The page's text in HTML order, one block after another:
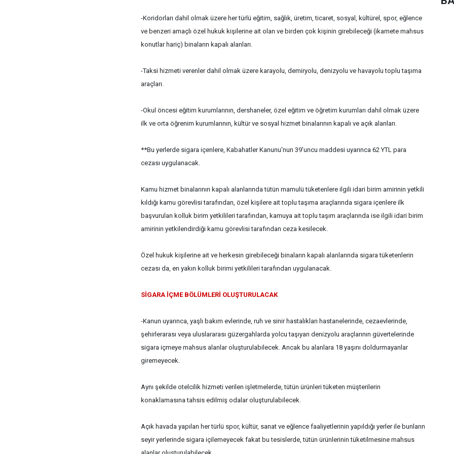
-Koridorları dahil olmak üzere her türlü eğitim, sağlık, üretim, ticaret, sosyal, kültürel, spor, eğlence
ve benzeri amaçlı özel hukuk kişilerine ait olan ve birden çok kişinin girebileceği (ikamete mahsus
konutlar hariç) binaların kapalı alanları.
-Taksi hizmeti verenler dahil olmak üzere karayolu, demiryolu, denizyolu ve havayolu toplu taşıma
araçları.
-Okul öncesi eğitim kurumlarının, dershaneler, özel eğitim ve öğretim kurumları dahil olmak üzere
ilk ve orta öğrenim kurumlarının, kültür ve sosyal hizmet binalarının kapalı ve açık alanları.
**Bu yerlerde sigara içenlere, Kabahatler Kanunu'nun 39'uncu maddesi uyarınca 62 YTL para
cezası uygulanacak.
Kamu hizmet binalarının kapalı alanlarında tütün mamulü tüketenlere ilgili idari birim amirinin yetkili
kıldığı kamu görevlisi tarafından, özel kişilere ait toplu taşıma araçlarında sigara içenlere ilk
başvurulan kolluk birim yetkilileri tarafından, kamuya ait toplu taşım araçlarında ise ilgili idari birim
amirinin yetkilendirdiği kamu görevlisi tarafından ceza kesilecek.
Özel hukuk kişilerine ait ve herkesin girebileceği binaların kapalı alanlarında sigara tüketenlerin
cezası da, en yakın kolluk birimi yetkilileri tarafından uygulanacak.
SİGARA İÇME BÖLÜMLERİ OLUŞTURULACAK
-Kanun uyarınca, yaşlı bakım evlerinde, ruh ve sinir hastalıkları hastanelerinde, cezaevlerinde,
şehirlerarası veya uluslararası güzergahlarda yolcu taşıyan denizyolu araçlarının güvertelerinde
sigara içmeye mahsus alanlar oluşturulabilecek. Ancak bu alanlara 18 yaşını doldurmayanlar
giremeyecek.
Aynı şekilde otelcilik hizmeti verilen işletmelerde, tütün ürünleri tüketen müşterilerin
konaklamasına tahsis edilmiş odalar oluşturulabilecek.
Açık havada yapılan her türlü spor, kültür, sanat ve eğlence faaliyetlerinin yapıldığı yerler ile bunların
seyir yerlerinde sigara içilemeyecek fakat bu tesislerde, tütün ürünlerinin tüketilmesine mahsus